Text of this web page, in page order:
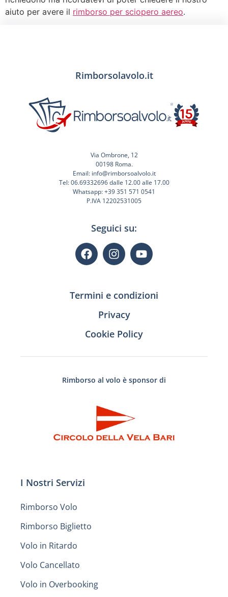
aiuto per avere il rimborso per sciopero aereo.
Rimborsolavolo.it
Via Ombrone, 12
00198 Roma.
Email: info@rimborsoalvolo.it
Tel: 06.69332696 dalle 12.00 alle 17.00
Whatsapp: +39 351 571 0541
P.IVA 12202531005
Seguici su:
Termini e condizioni
Privacy
Cookie Policy
Rimborso al volo è sponsor di
I Nostri Servizi
Rimborso Volo
Rimborso Biglietto
Volo in Ritardo
Volo Cancellato
Volo in Overbooking